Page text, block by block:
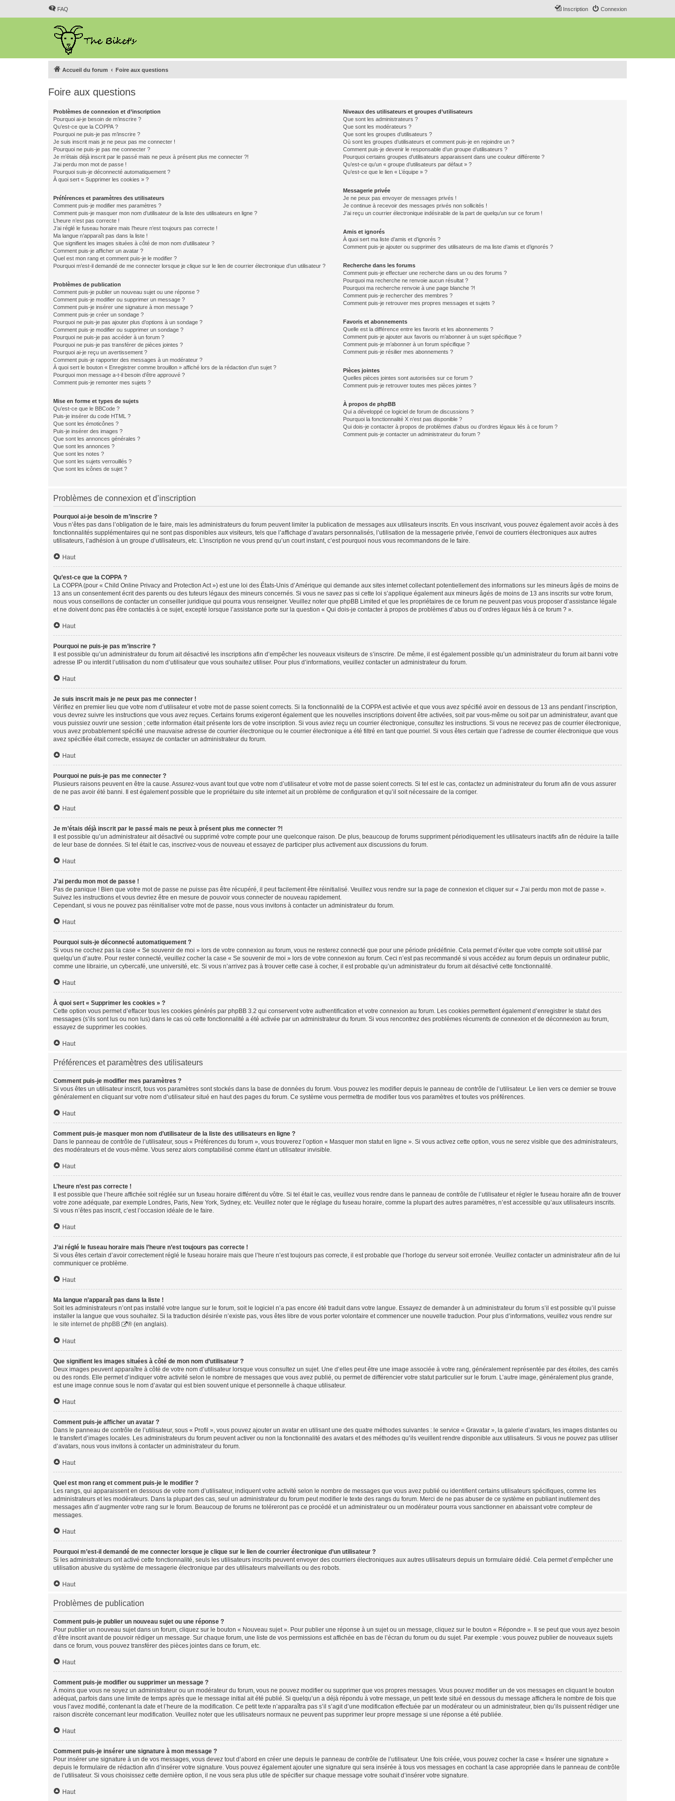
FAQ Connexion
Inscription
Accueil du forum Foire aux questions
Foire aux questions
Problèmes de connexion et d’inscription
Pourquoi ai-je besoin de m’inscrire ?
Qu’est-ce que la COPPA ?
Pourquoi ne puis-je pas m’inscrire ?
Je suis inscrit mais je ne peux pas me connecter !
Pourquoi ne puis-je pas me connecter ?
Je m’étais déjà inscrit par le passé mais ne peux à présent plus me connecter ?!
J’ai perdu mon mot de passe !
Pourquoi suis-je déconnecté automatiquement ?
À quoi sert « Supprimer les cookies » ?
Préférences et paramètres des utilisateurs
Comment puis-je modifier mes paramètres ?
Comment puis-je masquer mon nom d’utilisateur de la liste des utilisateurs en ligne ?
L’heure n’est pas correcte !
J’ai réglé le fuseau horaire mais l’heure n’est toujours pas correcte !
Ma langue n’apparaît pas dans la liste !
Que signifient les images situées à côté de mon nom d’utilisateur ?
Comment puis-je afficher un avatar ?
Quel est mon rang et comment puis-je le modifier ?
Pourquoi m’est-il demandé de me connecter lorsque je clique sur le lien de courrier électronique d’un utilisateur ?
Problèmes de publication
Comment puis-je publier un nouveau sujet ou une réponse ?
Comment puis-je modifier ou supprimer un message ?
Comment puis-je insérer une signature à mon message ?
Comment puis-je créer un sondage ?
Pourquoi ne puis-je pas ajouter plus d’options à un sondage ?
Comment puis-je modifier ou supprimer un sondage ?
Pourquoi ne puis-je pas accéder à un forum ?
Pourquoi ne puis-je pas transférer de pièces jointes ?
Pourquoi ai-je reçu un avertissement ?
Comment puis-je rapporter des messages à un modérateur ?
À quoi sert le bouton « Enregistrer comme brouillon » affiché lors de la rédaction d’un sujet ?
Pourquoi mon message a-t-il besoin d’être approuvé ?
Comment puis-je remonter mes sujets ?
Mise en forme et types de sujets
Qu’est-ce que le BBCode ?
Puis-je insérer du code HTML ?
Que sont les émoticônes ?
Puis-je insérer des images ?
Que sont les annonces générales ?
Que sont les annonces ?
Que sont les notes ?
Que sont les sujets verrouillés ?
Que sont les icônes de sujet ?
Niveaux des utilisateurs et groupes d’utilisateurs
Que sont les administrateurs ?
Que sont les modérateurs ?
Que sont les groupes d’utilisateurs ?
Où sont les groupes d’utilisateurs et comment puis-je en rejoindre un ?
Comment puis-je devenir le responsable d’un groupe d’utilisateurs ?
Pourquoi certains groupes d’utilisateurs apparaissent dans une couleur différente ?
Qu’est-ce qu’un « groupe d’utilisateurs par défaut » ?
Qu’est-ce que le lien « L’équipe » ?
Messagerie privée
Je ne peux pas envoyer de messages privés !
Je continue à recevoir des messages privés non sollicités !
J’ai reçu un courrier électronique indésirable de la part de quelqu’un sur ce forum !
Amis et ignorés
À quoi sert ma liste d’amis et d’ignorés ?
Comment puis-je ajouter ou supprimer des utilisateurs de ma liste d’amis et d’ignorés ?
Recherche dans les forums
Comment puis-je effectuer une recherche dans un ou des forums ?
Pourquoi ma recherche ne renvoie aucun résultat ?
Pourquoi ma recherche renvoie à une page blanche ?!
Comment puis-je rechercher des membres ?
Comment puis-je retrouver mes propres messages et sujets ?
Favoris et abonnements
Quelle est la différence entre les favoris et les abonnements ?
Comment puis-je ajouter aux favoris ou m’abonner à un sujet spécifique ?
Comment puis-je m’abonner à un forum spécifique ?
Comment puis-je résilier mes abonnements ?
Pièces jointes
Quelles pièces jointes sont autorisées sur ce forum ?
Comment puis-je retrouver toutes mes pièces jointes ?
À propos de phpBB
Qui a développé ce logiciel de forum de discussions ?
Pourquoi la fonctionnalité X n’est pas disponible ?
Qui dois-je contacter à propos de problèmes d’abus ou d’ordres légaux liés à ce forum ?
Comment puis-je contacter un administrateur du forum ?
Problèmes de connexion et d’inscription
Pourquoi ai-je besoin de m’inscrire ?
Vous n’êtes pas dans l’obligation de le faire, mais les administrateurs du forum peuvent limiter la publication de messages aux utilisateurs inscrits. En vous inscrivant, vous pouvez également avoir accès à des
fonctionnalités supplémentaires qui ne sont pas disponibles aux visiteurs, tels que l’affichage d’avatars personnalisés, l’utilisation de la messagerie privée, l’envoi de courriers électroniques aux autres
utilisateurs, l’adhésion à un groupe d’utilisateurs, etc. L’inscription ne vous prend qu’un court instant, c’est pourquoi nous vous recommandons de le faire.
Haut
Qu’est-ce que la COPPA ?
La COPPA (pour « Child Online Privacy and Protection Act ») est une loi des États-Unis d’Amérique qui demande aux sites internet collectant potentiellement des informations sur les mineurs âgés de moins de
13 ans un consentement écrit des parents ou des tuteurs légaux des mineurs concernés. Si vous ne savez pas si cette loi s’applique également aux mineurs âgés de moins de 13 ans inscrits sur votre forum,
nous vous conseillons de contacter un conseiller juridique qui pourra vous renseigner. Veuillez noter que phpBB Limited et que les propriétaires de ce forum ne peuvent pas vous proposer d’assistance légale
et ne doivent donc pas être contactés à ce sujet, excepté lorsque l’assistance porte sur la question « Qui dois-je contacter à propos de problèmes d’abus ou d’ordres légaux liés à ce forum ? ».
Haut
Pourquoi ne puis-je pas m’inscrire ?
Il est possible qu’un administrateur du forum ait désactivé les inscriptions afin d’empêcher les nouveaux visiteurs de s’inscrire. De même, il est également possible qu’un administrateur du forum ait banni votre
adresse IP ou interdit l’utilisation du nom d’utilisateur que vous souhaitez utiliser. Pour plus d’informations, veuillez contacter un administrateur du forum.
Haut
Je suis inscrit mais je ne peux pas me connecter !
Vérifiez en premier lieu que votre nom d’utilisateur et votre mot de passe soient corrects. Si la fonctionnalité de la COPPA est activée et que vous avez spécifié avoir en dessous de 13 ans pendant l’inscription,
vous devrez suivre les instructions que vous avez reçues. Certains forums exigeront également que les nouvelles inscriptions doivent être activées, soit par vous-même ou soit par un administrateur, avant que
vous puissiez ouvrir une session ; cette information était présente lors de votre inscription. Si vous aviez reçu un courrier électronique, consultez les instructions. Si vous ne recevez pas de courrier électronique,
vous avez probablement spécifié une mauvaise adresse de courrier électronique ou le courrier électronique a été filtré en tant que pourriel. Si vous êtes certain que l’adresse de courrier électronique que vous
avez spécifiée était correcte, essayez de contacter un administrateur du forum.
Haut
Pourquoi ne puis-je pas me connecter ?
Plusieurs raisons peuvent en être la cause. Assurez-vous avant tout que votre nom d’utilisateur et votre mot de passe soient corrects. Si tel est le cas, contactez un administrateur du forum afin de vous assurer
de ne pas avoir été banni. Il est également possible que le propriétaire du site internet ait un problème de configuration et qu’il soit nécessaire de la corriger.
Haut
Je m’étais déjà inscrit par le passé mais ne peux à présent plus me connecter ?!
Il est possible qu’un administrateur ait désactivé ou supprimé votre compte pour une quelconque raison. De plus, beaucoup de forums suppriment périodiquement les utilisateurs inactifs afin de réduire la taille
de leur base de données. Si tel était le cas, inscrivez-vous de nouveau et essayez de participer plus activement aux discussions du forum.
Haut
J’ai perdu mon mot de passe !
Pas de panique ! Bien que votre mot de passe ne puisse pas être récupéré, il peut facilement être réinitialisé. Veuillez vous rendre sur la page de connexion et cliquer sur « J’ai perdu mon mot de passe ».
Suivez les instructions et vous devriez être en mesure de pouvoir vous connecter de nouveau rapidement.
Cependant, si vous ne pouvez pas réinitialiser votre mot de passe, nous vous invitons à contacter un administrateur du forum.
Haut
Pourquoi suis-je déconnecté automatiquement ?
Si vous ne cochez pas la case « Se souvenir de moi » lors de votre connexion au forum, vous ne resterez connecté que pour une période prédéfinie. Cela permet d’éviter que votre compte soit utilisé par
quelqu’un d’autre. Pour rester connecté, veuillez cocher la case « Se souvenir de moi » lors de votre connexion au forum. Ceci n’est pas recommandé si vous accédez au forum depuis un ordinateur public,
comme une librairie, un cybercafé, une université, etc. Si vous n’arrivez pas à trouver cette case à cocher, il est probable qu’un administrateur du forum ait désactivé cette fonctionnalité.
Haut
À quoi sert « Supprimer les cookies » ?
Cette option vous permet d’effacer tous les cookies générés par phpBB 3.2 qui conservent votre authentification et votre connexion au forum. Les cookies permettent également d’enregistrer le statut des
messages (s’ils sont lus ou non lus) dans le cas où cette fonctionnalité a été activée par un administrateur du forum. Si vous rencontrez des problèmes récurrents de connexion et de déconnexion au forum,
essayez de supprimer les cookies.
Haut
Préférences et paramètres des utilisateurs
Comment puis-je modifier mes paramètres ?
Si vous êtes un utilisateur inscrit, tous vos paramètres sont stockés dans la base de données du forum. Vous pouvez les modifier depuis le panneau de contrôle de l’utilisateur. Le lien vers ce dernier se trouve
généralement en cliquant sur votre nom d’utilisateur situé en haut des pages du forum. Ce système vous permettra de modifier tous vos paramètres et toutes vos préférences.
Haut
Comment puis-je masquer mon nom d’utilisateur de la liste des utilisateurs en ligne ?
Dans le panneau de contrôle de l’utilisateur, sous « Préférences du forum », vous trouverez l’option « Masquer mon statut en ligne ». Si vous activez cette option, vous ne serez visible que des administrateurs,
des modérateurs et de vous-même. Vous serez alors comptabilisé comme étant un utilisateur invisible.
Haut
L’heure n’est pas correcte !
Il est possible que l’heure affichée soit réglée sur un fuseau horaire différent du vôtre. Si tel était le cas, veuillez vous rendre dans le panneau de contrôle de l’utilisateur et régler le fuseau horaire afin de trouver
votre zone adéquate, par exemple Londres, Paris, New York, Sydney, etc. Veuillez noter que le réglage du fuseau horaire, comme la plupart des autres paramètres, n’est accessible qu’aux utilisateurs inscrits.
Si vous n’êtes pas inscrit, c’est l’occasion idéale de le faire.
Haut
J’ai réglé le fuseau horaire mais l’heure n’est toujours pas correcte !
Si vous êtes certain d’avoir correctement réglé le fuseau horaire mais que l’heure n’est toujours pas correcte, il est probable que l’horloge du serveur soit erronée. Veuillez contacter un administrateur afin de lui
communiquer ce problème.
Haut
Ma langue n’apparaît pas dans la liste !
Soit les administrateurs n’ont pas installé votre langue sur le forum, soit le logiciel n’a pas encore été traduit dans votre langue. Essayez de demander à un administrateur du forum s’il est possible qu’il puisse
installer la langue que vous souhaitez. Si la traduction désirée n’existe pas, vous êtes libre de vous porter volontaire et commencer une nouvelle traduction. Pour plus d’informations, veuillez vous rendre sur
le site internet de phpBB
® (en anglais).
Haut
Que signifient les images situées à côté de mon nom d’utilisateur ?
Deux images peuvent apparaître à côté de votre nom d’utilisateur lorsque vous consultez un sujet. Une d’elles peut être une image associée à votre rang, généralement représentée par des étoiles, des carrés
ou des ronds. Elle permet d’indiquer votre activité selon le nombre de messages que vous avez publié, ou permet de différencier votre statut particulier sur le forum. L’autre image, généralement plus grande,
est une image connue sous le nom d’avatar qui est bien souvent unique et personnelle à chaque utilisateur.
Haut
Comment puis-je afficher un avatar ?
Dans le panneau de contrôle de l’utilisateur, sous « Profil », vous pouvez ajouter un avatar en utilisant une des quatre méthodes suivantes : le service « Gravatar », la galerie d’avatars, les images distantes ou
le transfert d’images locales. Les administrateurs du forum peuvent activer ou non la fonctionnalité des avatars et des méthodes qu’ils veuillent rendre disponible aux utilisateurs. Si vous ne pouvez pas utiliser
d’avatars, nous vous invitons à contacter un administrateur du forum.
Haut
Quel est mon rang et comment puis-je le modifier ?
Les rangs, qui apparaissent en dessous de votre nom d’utilisateur, indiquent votre activité selon le nombre de messages que vous avez publié ou identifient certains utilisateurs spécifiques, comme les
administrateurs et les modérateurs. Dans la plupart des cas, seul un administrateur du forum peut modifier le texte des rangs du forum. Merci de ne pas abuser de ce système en publiant inutilement des
messages afin d’augmenter votre rang sur le forum. Beaucoup de forums ne toléreront pas ce procédé et un administrateur ou un modérateur pourra vous sanctionner en abaissant votre compteur de
messages.
Haut
Pourquoi m’est-il demandé de me connecter lorsque je clique sur le lien de courrier électronique d’un utilisateur ?
Si les administrateurs ont activé cette fonctionnalité, seuls les utilisateurs inscrits peuvent envoyer des courriers électroniques aux autres utilisateurs depuis un formulaire dédié. Cela permet d’empêcher une
utilisation abusive du système de messagerie électronique par des utilisateurs malveillants ou des robots.
Haut
Problèmes de publication
Comment puis-je publier un nouveau sujet ou une réponse ?
Pour publier un nouveau sujet dans un forum, cliquez sur le bouton « Nouveau sujet ». Pour publier une réponse à un sujet ou un message, cliquez sur le bouton « Répondre ». Il se peut que vous ayez besoin
d’être inscrit avant de pouvoir rédiger un message. Sur chaque forum, une liste de vos permissions est affichée en bas de l’écran du forum ou du sujet. Par exemple : vous pouvez publier de nouveaux sujets
dans ce forum, vous pouvez transférer des pièces jointes dans ce forum, etc.
Haut
Comment puis-je modifier ou supprimer un message ?
À moins que vous ne soyez un administrateur ou un modérateur du forum, vous ne pouvez modifier ou supprimer que vos propres messages. Vous pouvez modifier un de vos messages en cliquant le bouton
adéquat, parfois dans une limite de temps après que le message initial ait été publié. Si quelqu’un a déjà répondu à votre message, un petit texte situé en dessous du message affichera le nombre de fois que
vous l’avez modifié, contenant la date et l’heure de la modification. Ce petit texte n’apparaîtra pas s’il s’agit d’une modification effectuée par un modérateur ou un administrateur, bien qu’ils puissent rédiger une
raison discrète concernant leur modification. Veuillez noter que les utilisateurs normaux ne peuvent pas supprimer leur propre message si une réponse a été publiée.
Haut
Comment puis-je insérer une signature à mon message ?
Pour insérer une signature à un de vos messages, vous devez tout d’abord en créer une depuis le panneau de contrôle de l’utilisateur. Une fois créée, vous pouvez cocher la case « Insérer une signature »
depuis le formulaire de rédaction afin d’insérer votre signature. Vous pouvez également ajouter une signature qui sera insérée à tous vos messages en cochant la case appropriée dans le panneau de contrôle
de l’utilisateur. Si vous choisissez cette dernière option, il ne vous sera plus utile de spécifier sur chaque message votre souhait d’insérer votre signature.
Haut